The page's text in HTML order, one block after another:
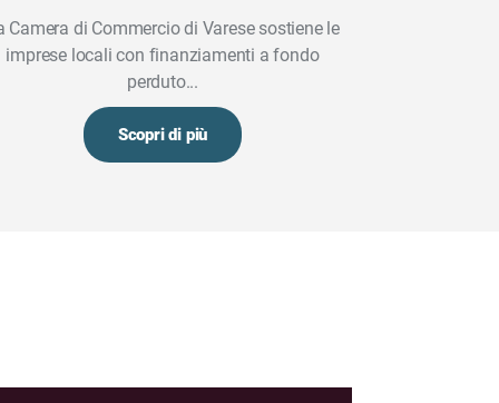
Camera di Commercio di Varese sostiene le
imprese locali con finanziamenti a fondo
perduto...
Scopri di più